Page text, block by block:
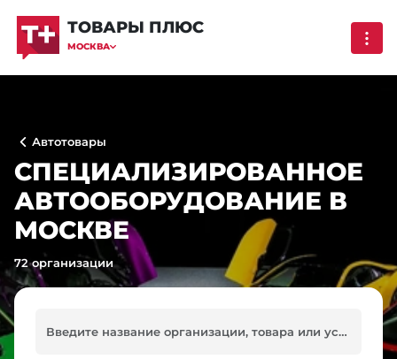
ТОВАРЫ ПЛЮС
МОСКВА
Автотовары
СПЕЦИАЛИЗИРОВАННОЕ
АВТООБОРУДОВАНИЕ В
МОСКВЕ
72 организации